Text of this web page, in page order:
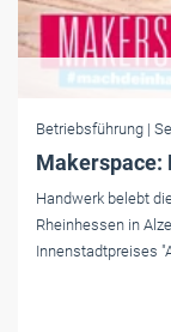
Betriebsführung |
Makerspace:
Handwerk belebt
Rheinhessen in
Innenstadtpreises